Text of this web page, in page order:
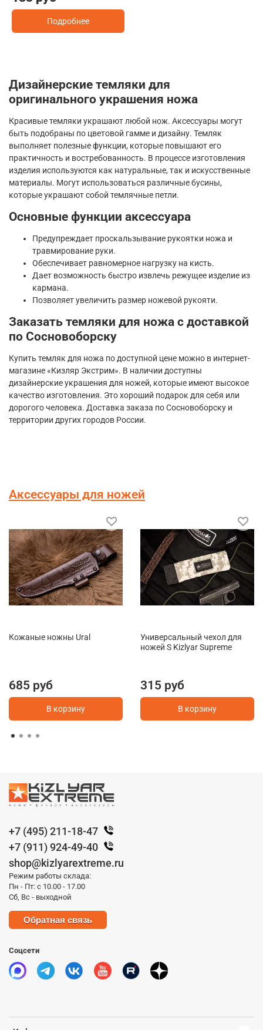
Подробнее
Дизайнерские темляки для
оригинального украшения ножа
Красивые темляки украшают любой нож. Аксессуары могут
быть подобраны по цветовой гамме и дизайну. Темляк
выполняет полезные функции, которые повышают его
практичность и востребованность. В процессе изготовления
изделия используются как натуральные, так и искусственные
материалы. Могут использоваться различные бусины,
которые украшают собой темлячные петли.
Основные функции аксессуара
Предупреждает проскальзывание рукоятки ножа и
травмирование руки.
Обеспечивает равномерное нагрузку на кисть.
Дает возможность быстро извлечь режущее изделие из
кармана.
Позволяет увеличить размер ножевой рукояти.
Заказать темляки для ножа с доставкой
по Сосновоборску
Купить темляк для ножа по доступной цене можно в интернет-
магазине «Кизляр Экстрим». В наличии доступны
дизайнерские украшения для ножей, которые имеют высокое
качество изготовления. Это хороший подарок для себя или
дорогого человека. Доставка заказа по Сосновоборску и
территории других городов России.
Аксессуары для ножей
Кожаные ножны Ural
685 руб
В корзину
Универсальный чехол для
ножей S Kizlyar Supreme
315 руб
В корзину
+7 (495) 211-18-47
+7 (911) 924-49-40
shop@kizlyarextreme.ru
Режим работы склада:
Пн - Пт: с 10.00 - 17.00
Сб, Вс - выходной
Обратная связь
Соцсети